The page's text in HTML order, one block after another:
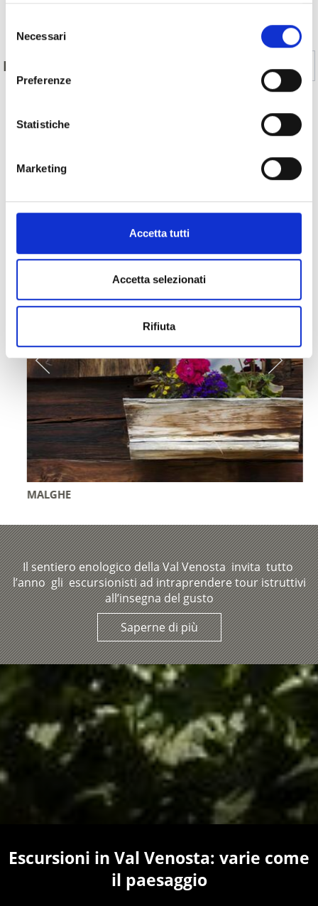
delNecessari
Preferenze
Statistiche
Marketing
Accetta tutti
Accetta selezionati
Rifiuta
IL CONTENUTO VI È STATO UTILE? No
MOSTRA SULLA CARTINA SENTIERI TEMATICI
Altri link interessanti
MALGHE
Il sentiero enologico della Val Venosta invita tutto
l’anno gli escursionisti ad intraprendere tour istruttivi
all’insegna del gusto
Saperne di più
Escursioni in Val Venosta: varie come
il paesaggio